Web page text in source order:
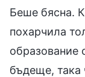
Беше бясна.
похарчила
бъдеще, така